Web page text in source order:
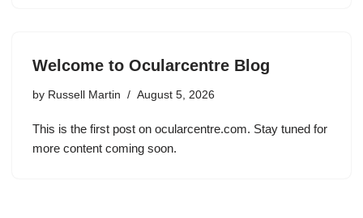
Welcome to Ocularcentre Blog
by Russell Martin August 5, 2026
This is the first post on ocularcentre.com. Stay tuned for
more content coming soon.